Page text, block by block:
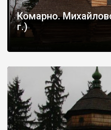
Комарно.
г.)